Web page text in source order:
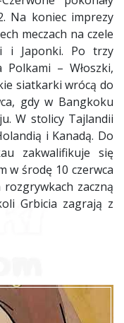
Na koniec imprezy
meczach na czele
i Japonki. Po trzy
– Włoszki,
siatkarki wrócą do
gdy w Bangkoku
W stolicy Tajlandii
i Kanadą. Do
zakwalifikuje się
w środę 10 czerwca
zaczną
Grbicia zagrają z